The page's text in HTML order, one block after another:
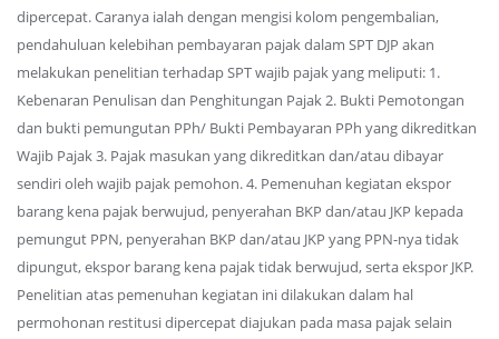
dipercepat. Caranya ialah dengan mengisi kolom pengembalian,
pendahuluan kelebihan pembayaran pajak dalam SPT DJP akan
melakukan penelitian terhadap SPT wajib pajak yang meliputi: 1.
Kebenaran Penulisan dan Penghitungan Pajak 2. Bukti Pemotongan
dan bukti pemungutan PPh/ Bukti Pembayaran PPh yang dikreditkan
Wajib Pajak 3. Pajak masukan yang dikreditkan dan/atau dibayar
sendiri oleh wajib pajak pemohon. 4. Pemenuhan kegiatan ekspor
barang kena pajak berwujud, penyerahan BKP dan/atau JKP kepada
pemungut PPN, penyerahan BKP dan/atau JKP yang PPN-nya tidak
dipungut, ekspor barang kena pajak tidak berwujud, serta ekspor JKP.
Penelitian atas pemenuhan kegiatan ini dilakukan dalam hal
permohonan restitusi dipercepat diajukan pada masa pajak selain